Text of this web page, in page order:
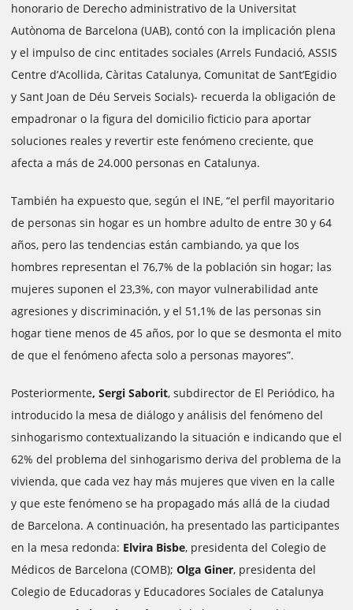
honorario de Derecho administrativo de la Universitat
Autònoma de Barcelona (UAB), contó con la implicación plena
y el impulso de cinc entitades sociales (Arrels Fundació, ASSIS
Centre d’Acollida, Càritas Catalunya, Comunitat de Sant’Egidio
y Sant Joan de Déu Serveis Socials)- recuerda la obligación de
empadronar o la figura del domicilio ficticio para aportar
soluciones reales y revertir este fenómeno creciente, que
afecta a más de 24.000 personas en Catalunya.
También ha expuesto que, según el INE, “el perfil mayoritario
de personas sin hogar es un hombre adulto de entre 30 y 64
años, pero las tendencias están cambiando, ya que los
hombres representan el 76,7% de la población sin hogar; las
mujeres suponen el 23,3%, con mayor vulnerabilidad ante
agresiones y discriminación, y el 51,1% de las personas sin
hogar tiene menos de 45 años, por lo que se desmonta el mito
de que el fenómeno afecta solo a personas mayores”.
Posteriormente, Sergi Saborit, subdirector de El Periódico, ha
introducido la mesa de diálogo y análisis del fenómeno del
sinhogarismo contextualizando la situación e indicando que el
62% del problema del sinhogarismo deriva del problema de la
vivienda, que cada vez hay más mujeres que viven en la calle
y que este fenómeno se ha propagado más allá de la ciudad
de Barcelona. A continuación, ha presentado las participantes
en la mesa redonda: Elvira Bisbe, presidenta del Colegio de
Médicos de Barcelona (COMB); Olga Giner, presidenta del
Colegio de Educadoras y Educadores Sociales de Catalunya